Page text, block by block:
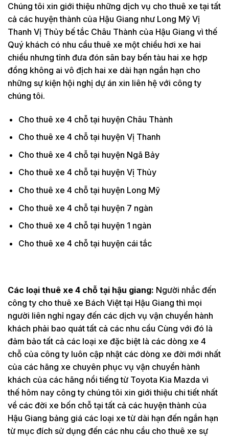
Chúng tôi xin giới thiệu những dịch vụ cho thuê xe tại tất
cả các huyện thành của Hậu Giang như Long Mỹ Vị
Thanh Vị Thủy bế tắc Châu Thành của Hậu Giang vì thế
Quý khách có nhu cầu thuê xe một chiều hơi xe hai
chiều nhưng tỉnh đưa đón sân bay bến tàu hai xe hợp
đồng không ai vô địch hai xe dài hạn ngắn hạn cho
những sự kiện hội nghị dự án xin liên hệ với công ty
chúng tôi.
Cho thuê xe 4 chỗ tại huyện Châu Thành
Cho thuê xe 4 chỗ tại huyện Vị Thanh
Cho thuê xe 4 chỗ tại huyện Ngã Bảy
Cho thuê xe 4 chỗ tại huyện Vị Thủy
Cho thuê xe 4 chỗ tại huyện Long Mỹ
Cho thuê xe 4 chỗ tại huyện 7 ngàn
Cho thuê xe 4 chỗ tại huyện 1 ngàn
Cho thuê xe 4 chỗ tại huyện cái tắc
Các loại thuê xe 4 chỗ tại hậu giang: Người nhắc đến
công ty cho thuê xe Bách Việt tại Hậu Giang thì mọi
người liên nghỉ ngay đến các dịch vụ vận chuyển hành
khách phải bao quát tất cả các nhu cầu Cùng với đó là
đảm bảo tất cả các loại xe đặc biệt là các dòng xe 4
chỗ của công ty luôn cập nhật các dòng xe đời mới nhất
của các hãng xe chuyên phục vụ vận chuyển hành
khách của các hãng nổi tiếng từ Toyota Kia Mazda vì
thế hôm nay công ty chúng tôi xin giới thiệu chi tiết nhất
về các đời xe bốn chỗ tại tất cả các huyện thành của
Hậu Giang bảng giá các loại xe từ dài hạn đến ngắn hạn
từ mục đích sử dụng đến các nhu cầu cho thuê xe sự